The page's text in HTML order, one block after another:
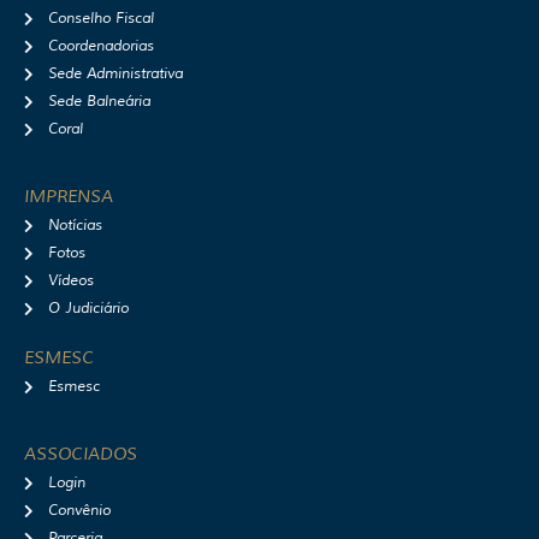
Conselho Fiscal
Coordenadorias
Sede Administrativa
Sede Balneária
Coral
IMPRENSA
Notícias
Fotos
Vídeos
O Judiciário
ESMESC
Esmesc
ASSOCIADOS
Login
Convênio